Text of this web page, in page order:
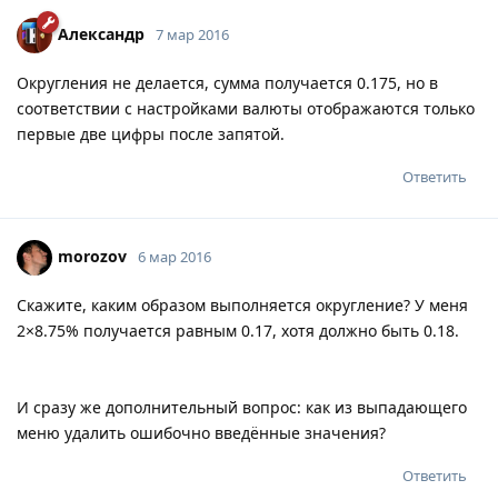
Александр 7 мар 2016
Округления не делается, сумма получается 0.175, но в
соответствии с настройками валюты отображаются только
первые две цифры после запятой.
Ответить
morozov 6 мар 2016
Скажите, каким образом выполняется округление? У меня
2×8.75% получается равным 0.17, хотя должно быть 0.18.
И сразу же дополнительный вопрос: как из выпадающего
меню удалить ошибочно введённые значения?
Ответить